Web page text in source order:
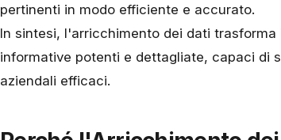
pertinenti in modo efficiente e accurato.
In sintesi, l'arricchimento dei dati
informative potenti e dettagliate, capaci di
aziendali efficaci.